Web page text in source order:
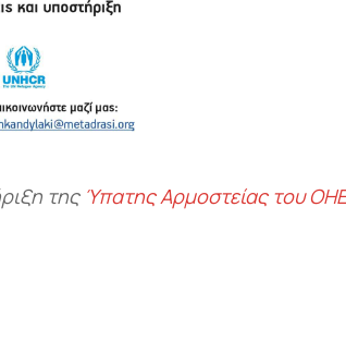
της Ύπατης Αρμοστείας του